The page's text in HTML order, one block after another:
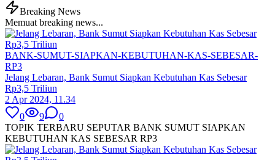
Breaking News
Memuat breaking news...
BANK-SUMUT-SIAPKAN-KEBUTUHAN-KAS-SEBESAR-
RP3
Jelang Lebaran, Bank Sumut Siapkan Kebutuhan Kas Sebesar
Rp3,5 Triliun
2 Apr 2024, 11.34
0
9
0
TOPIK TERBARU SEPUTAR BANK SUMUT SIAPKAN
KEBUTUHAN KAS SEBESAR RP3